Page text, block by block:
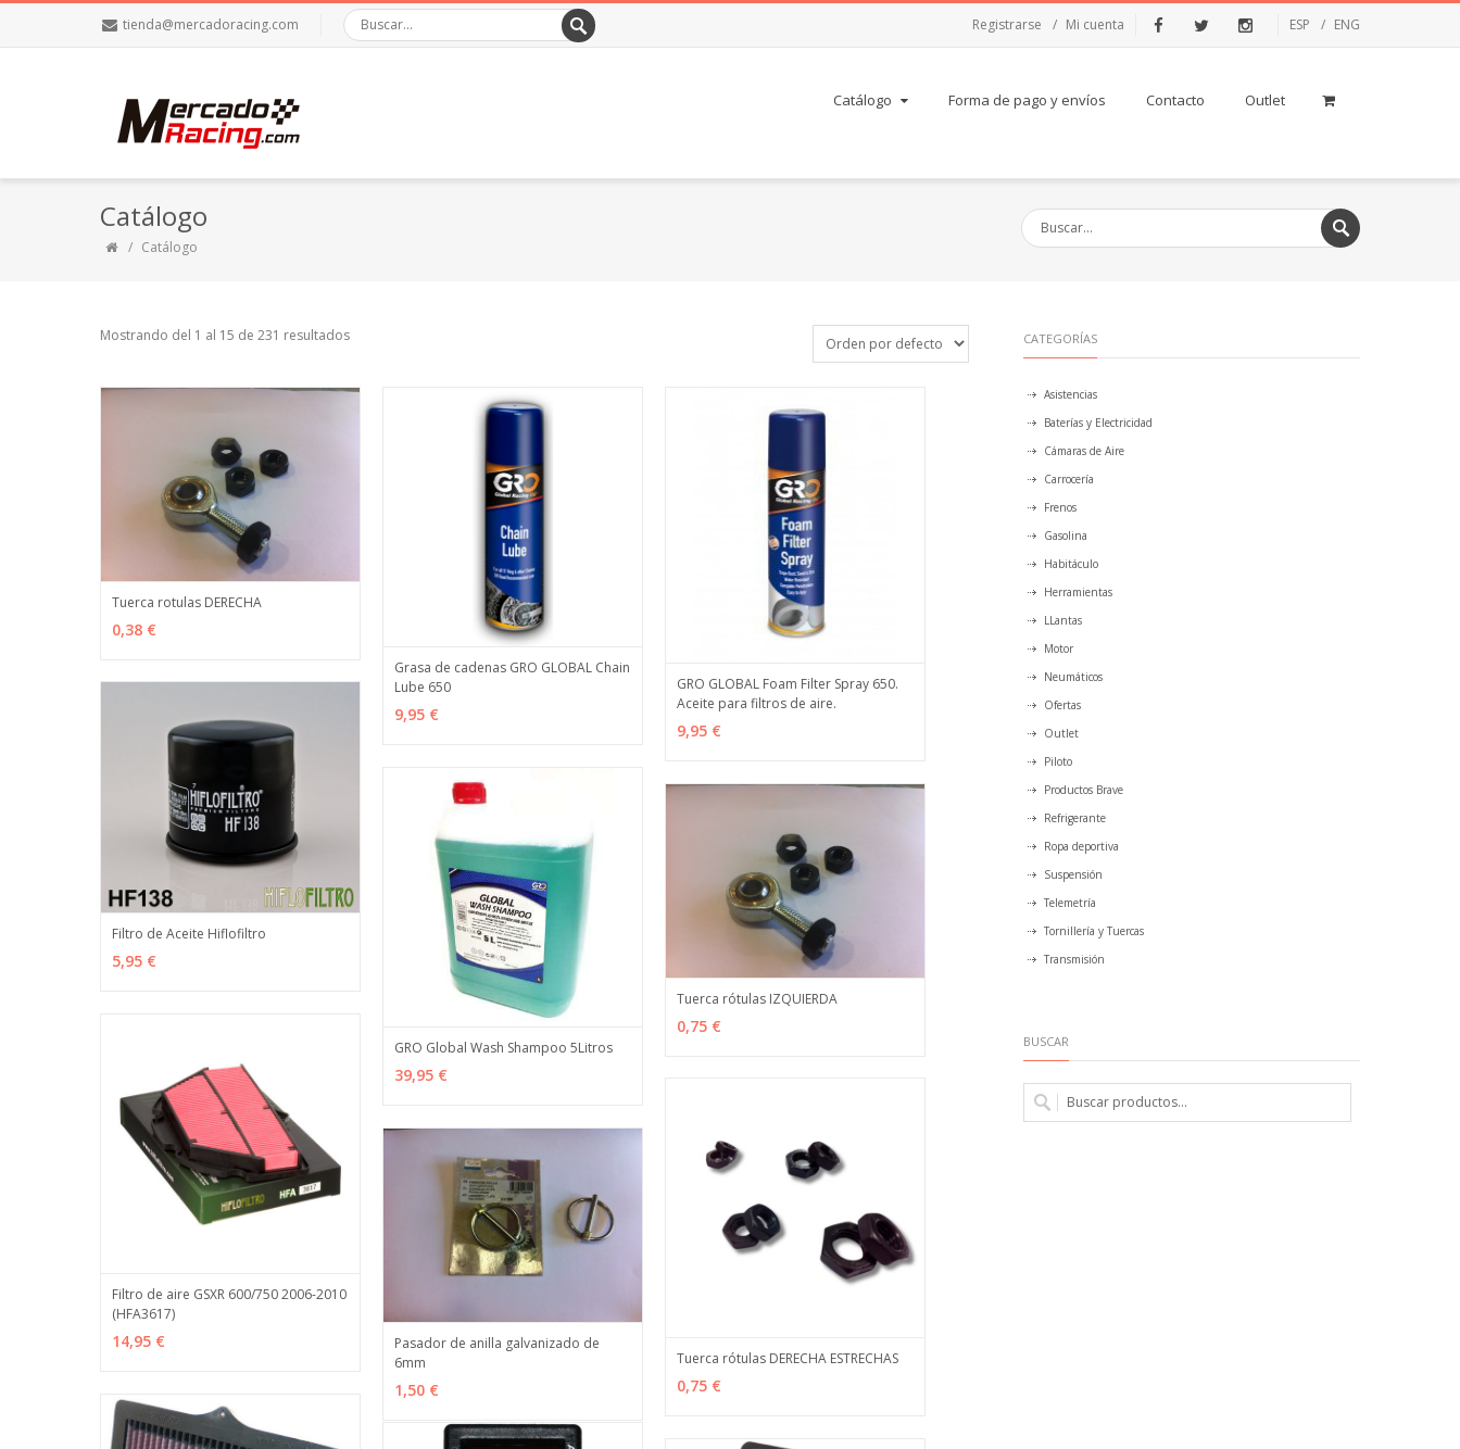
tienda@mercadoracing.com ESP ENG
Registrarse Mi cuenta
Catálogo Forma de pago y envíos Contacto Outlet
Catálogo
Catálogo
Mostrando del 1 al 15 de 231 resultados
VER OPCIONES
Tuerca rotulas DERECHA
0,38 €
VER OPCIONES
Grasa de cadenas GRO GLOBAL Chain
Lube 650
9,95 € VER OPCIONES
GRO GLOBAL Foam Filter Spray 650.
Aceite para filtros de aire.
9,95 €
VER OPCIONES
Filtro de Aceite Hiflofiltro
5,95 €
AÑADIR
GRO Global Wash Shampoo 5Litros
39,95 €
VER OPCIONES
Tuerca rótulas IZQUIERDA
0,75 €
AÑADIR
Filtro de aire GSXR 600/750 2006-2010
(HFA3617)
14,95 €
VER OPCIONES
Tuerca rótulas DERECHA ESTRECHAS
0,75 €
AÑADIR
Pasador de anilla galvanizado de
6mm
1,50 €
CATEGORÍAS
Asistencias
Baterías y Electricidad
Cámaras de Aire
Carrocería
Frenos
Gasolina
Habitáculo
Herramientas
LLantas
Motor
Neumáticos
Ofertas
Outlet
Piloto
Productos Brave
Refrigerante
Ropa deportiva
Suspensión
Telemetría
Tornillería y Tuercas
Transmisión
BUSCAR